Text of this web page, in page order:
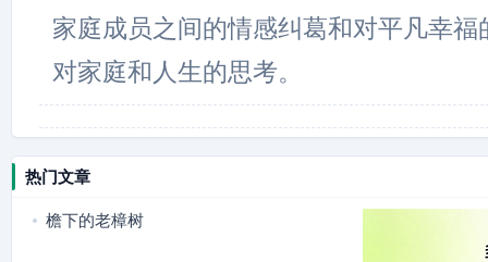
家庭成员之间的情感纠葛和对平凡幸
对家庭和人生的思考。
热门文章
檐下的老樟树